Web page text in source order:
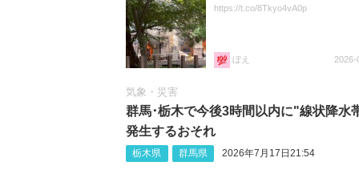
https://t.co/8Tkyo4vA0p
ぼえ 2026-
気象・災害
群馬･栃木で今後3時間以内に"線状降水
発生するおそれ
栃木県 群馬県 2026年7月17日21:54